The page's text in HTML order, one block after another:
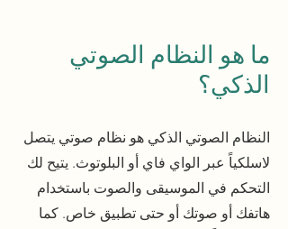
ما هو النظام الصوتي
الذكي؟
النظام الصوتي الذكي هو نظام صوتي يتصل
لاسلكياً عبر الواي فاي أو البلوتوث. يتيح لك
التحكم في الموسيقى والصوت باستخدام
هاتفك أو صوتك أو حتى تطبيق خاص. كما